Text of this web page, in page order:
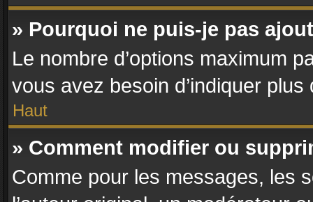
» Pourquoi ne puis-je pas
Le nombre d’options maximum
vous avez besoin d’indiquer plus
Haut
» Comment modifier ou
Comme pour les messages, les